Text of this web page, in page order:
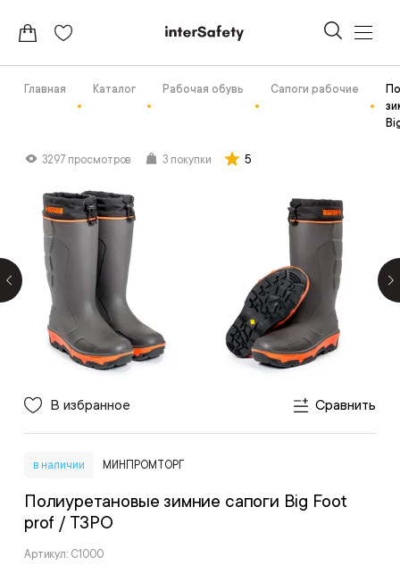
Главная Каталог Рабочая обувь Сапоги рабочие
3297 просмотров 3 покупки 5
В избранное Сравнить
в наличии МИНПРОМТОРГ
Полиуретановые зимние сапоги Big Foot
prof / ТЗРО
Артикул: С1000